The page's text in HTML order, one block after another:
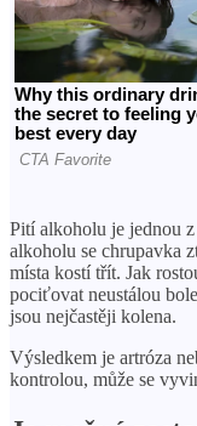
Pití alkoholu je jednou
alkoholu se chrupavka
místa kostí třít. Jak
pociťovat neustálou
jsou nejčastěji kolena.
Výsledkem je artróza
kontrolou, může se